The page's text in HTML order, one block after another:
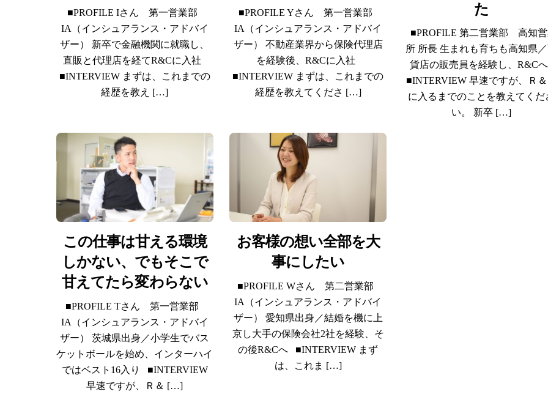
■PROFILE Iさん 第一営業部
IA（インシュアランス・アドバイ
ザー） 新卒で金融機関に就職し、
直販と代理店を経てR&Cに入社
■INTERVIEW まずは、これまでの
経歴を教え […]
■PROFILE Yさん 第一営業部
IA（インシュアランス・アドバイ
ザー） 不動産業界から保険代理店
を経験後、R&Cに入社
■INTERVIEW まずは、これまでの
経歴を教えてくださ […]
た
■PROFILE 第二営業部 高知
所 所長 生まれも育ちも高知県
貨店の販売員を経験し、R&Cへ
■INTERVIEW 早速ですが、Ｒ＆
に入るまでのことを教えてくだ
い。 新卒 […]
この仕事は甘える環境
しかない、でもそこで
甘えてたら変わらない
■PROFILE Tさん 第一営業部
IA（インシュアランス・アドバイ
ザー） 茨城県出身／小学生でバス
ケットボールを始め、インターハイ
ではベスト16入り ■INTERVIEW
早速ですが、Ｒ＆ […]
お客様の想い全部を大
事にしたい
■PROFILE Wさん 第二営業部
IA（インシュアランス・アドバイ
ザー） 愛知県出身／結婚を機に上
京し大手の保険会社2社を経験、そ
の後R&Cへ ■INTERVIEW まず
は、これま […]